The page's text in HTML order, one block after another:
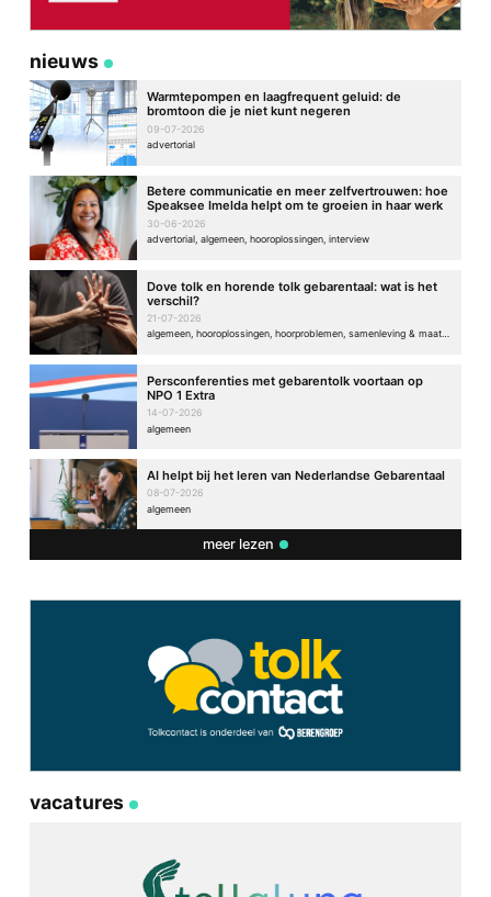
nieuws
Warmtepompen en laagfrequent geluid: de
bromtoon die je niet kunt negeren
09-07-2026
advertorial
Betere communicatie en meer zelfvertrouwen: hoe
Speaksee Imelda helpt om te groeien in haar werk
30-06-2026
advertorial, algemeen, hooroplossingen, interview
Dove tolk en horende tolk gebarentaal: wat is het
verschil?
21-07-2026
algemeen, hooroplossingen, hoorproblemen, samenleving & maatschappij
Persconferenties met gebarentolk voortaan op
NPO 1 Extra
14-07-2026
algemeen
AI helpt bij het leren van Nederlandse Gebarentaal
08-07-2026
algemeen
meer lezen
vacatures